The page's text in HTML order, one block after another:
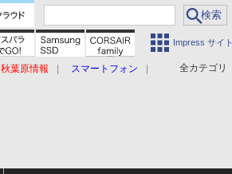
Impress サイト
全カテゴリ
秋葉原情報
スマートフォン